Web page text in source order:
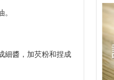
細醬，加芡粉和捏成